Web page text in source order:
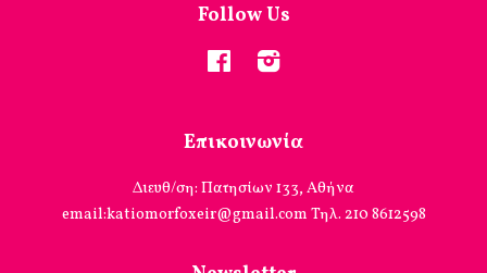
Follow Us
Facebook
Επικοινωνία
Διευθ/ση: Πατησίων 133, Αθήνα
email:katiomorfoxeir@gmail.com Τηλ. 210 8612598